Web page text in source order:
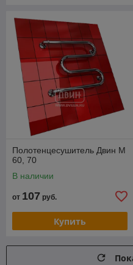
Полотенцесушитель Двин M
60, 70
В наличии
от 107 руб.
Купить